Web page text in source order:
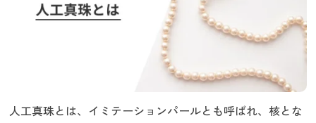
人工真珠とは、イミテーションパールとも呼ばれ、核とな